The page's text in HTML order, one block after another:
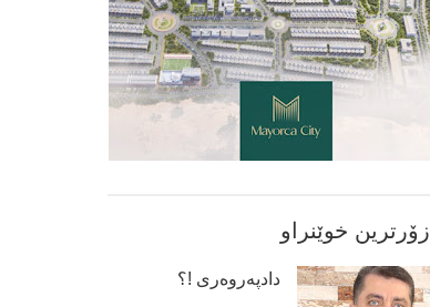
زۆرترین خوێنراو
دادپەروەری !؟